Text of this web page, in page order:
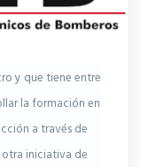
y que tiene entre
la formación en
a través de
otra iniciativa de